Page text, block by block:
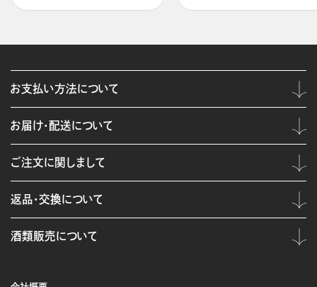
お支払い方法について
お届け・配送について
ご注文に関しまして
返品・交換について
酒類販売について